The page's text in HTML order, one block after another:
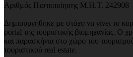
Αριθμός Πιστοποίησης Μ.Η.Τ. 242908
Δημιουργήθηκε με στόχο να γίνει το
portal της τουριστικής βιομηχανίας. Ο
και παρασκήνια στο χώρο του
τουριστικού real estate.